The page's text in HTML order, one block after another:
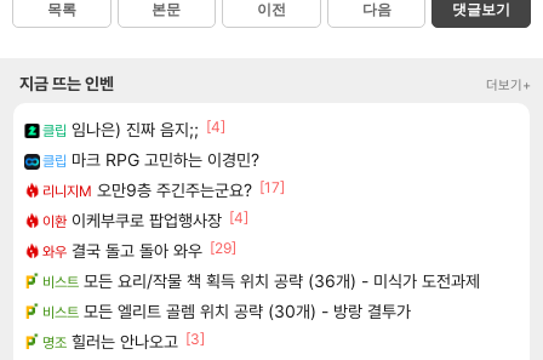
목록 본문 이전 다음 댓글보기
지금 뜨는 인벤 더보기+
클립 임나은) 진짜 음지;; [4]
클립 마크 RPG 고민하는 이경민?
리니지M 오만9층 주긴주는군요? [17]
이환 이케부쿠로 팝업행사장 [4]
와우 결국 돌고 돌아 와우 [29]
비스트 모든 요리/작물 책 획득 위치 공략 (36개) - 미식가 도전과제
비스트 모든 엘리트 골렘 위치 공략 (30개) - 방랑 결투가
명조 힐러는 안나오고 [3]